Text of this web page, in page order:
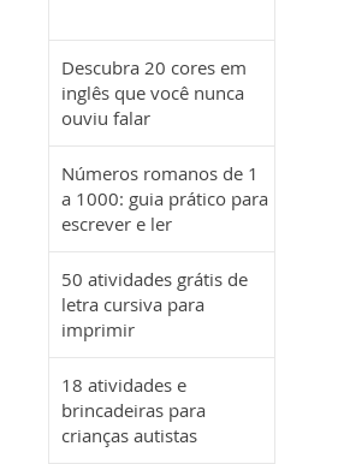
Descubra 20 cores em
inglês que você nunca
ouviu falar
Números romanos de 1
a 1000: guia prático para
escrever e ler
50 atividades grátis de
letra cursiva para
imprimir
18 atividades e
brincadeiras para
crianças autistas